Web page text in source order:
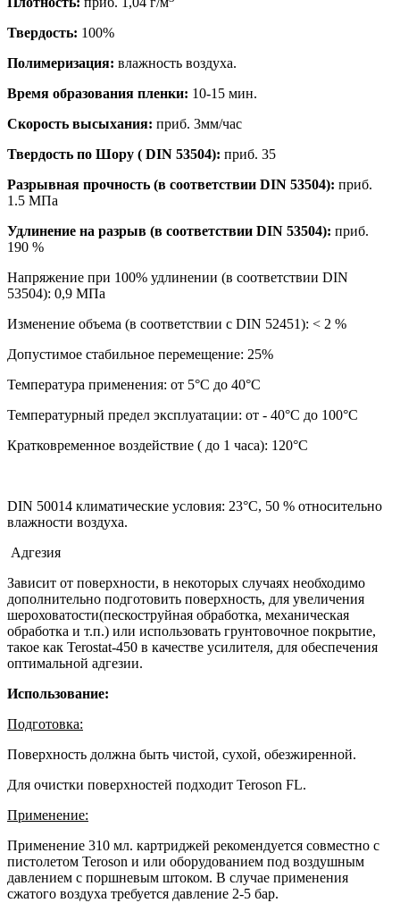
Твердость: 100%
Полимеризация: влажность воздуха.
Время образования пленки: 10-15 мин.
Скорость высыхания: приб. 3мм/час
Твердость по Шору ( DIN 53504): приб. 35
Разрывная прочность (в соответствии DIN 53504): приб.
1.5 МПа
Удлинение на разрыв (в соответствии DIN 53504): приб.
190 %
Напряжение при 100% удлинении (в соответствии DIN
53504): 0,9 МПа
Изменение объема (в соответствии с DIN 52451): < 2 %
Допустимое стабильное перемещение: 25%
Температура применения: от 5°С до 40°С
Температурный предел эксплуатации: от - 40°С до 100°С
Кратковременное воздействие ( до 1 часа): 120°С
DIN 50014 климатические условия: 23°С, 50 % относительно
влажности воздуха.
Адгезия
Зависит от поверхности, в некоторых случаях необходимо
дополнительно подготовить поверхность, для увеличения
шероховатости(пескоструйная обработка, механическая
обработка и т.п.) или использовать грунтовочное покрытие,
такое как Terostat-450 в качестве усилителя, для обеспечения
оптимальной адгезии.
Использование:
Подготовка:
Поверхность должна быть чистой, сухой, обезжиренной.
Для очистки поверхностей подходит Teroson FL.
Применение:
Применение 310 мл. картриджей рекомендуется совместно с
пистолетом Teroson и или оборудованием под воздушным
давлением с поршневым штоком. В случае применения
сжатого воздуха требуется давление 2-5 бар.